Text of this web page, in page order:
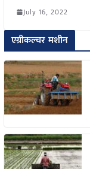
July 16, 2022
एग्रीकल्चर मशीन